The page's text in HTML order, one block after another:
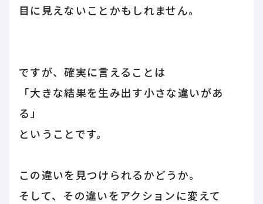
目に見えないことかもしれません。
ですが、確実に言えることは
「大きな結果を生み出す小さな違いがあ
る」
ということです。
この違いを見つけられるかどうか。
そして、その違いをアクションに変えて